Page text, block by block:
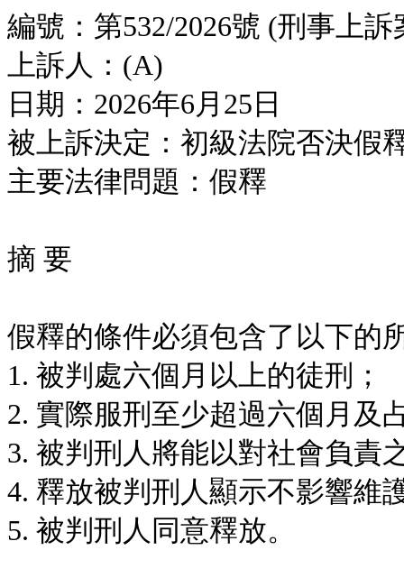
編號：第532/2026號 (刑事上訴
上訴人：(A)
日期：2026年6月25日
被上訴決定：初級法院否決假
主要法律問題：假釋
摘 要
假釋的條件必須包含了以下的
1. 被判處六個月以上的徒刑；
2. 實際服刑至少超過六個月及
3. 被判刑人將能以對社會負責
4. 釋放被判刑人顯示不影響維
5. 被判刑人同意釋放。